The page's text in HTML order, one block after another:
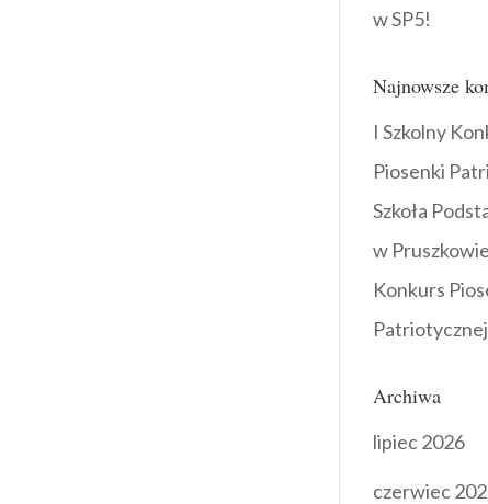
w SP5!
Najnowsze
I Szkolny
Piosenki
Szkoła
w Pruszkowie
Konkurs
Patriotycznej
Archiwa
lipiec 2026
czerwiec